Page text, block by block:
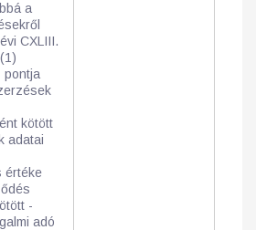
a
CXLIII.
pontja
kötött
adatai
értéke
-
adó